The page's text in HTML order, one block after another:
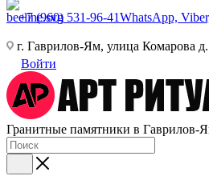
+7 (960) 531-96-41WhatsApp,
г. Гаврилов-Ям, улица Комарова д.
Войти
Гранитные памятники в Гаврилов-